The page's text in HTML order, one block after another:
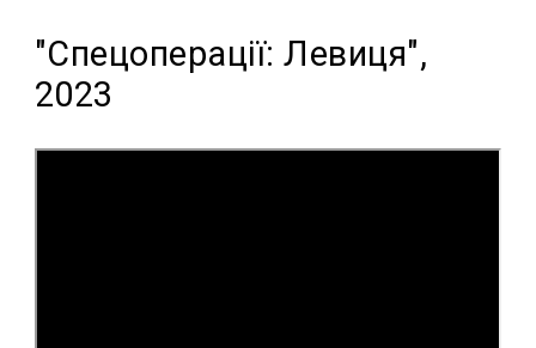
"Спецоперації: Левиця",
2023